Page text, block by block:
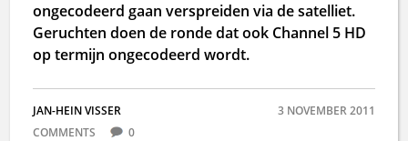
ongecodeerd gaan verspreiden via de satelliet.
Geruchten doen de ronde dat ook Channel 5 HD
op termijn ongecodeerd wordt.
JAN-HEIN VISSER
3 NOVEMBER 2011
COMMENTS
0